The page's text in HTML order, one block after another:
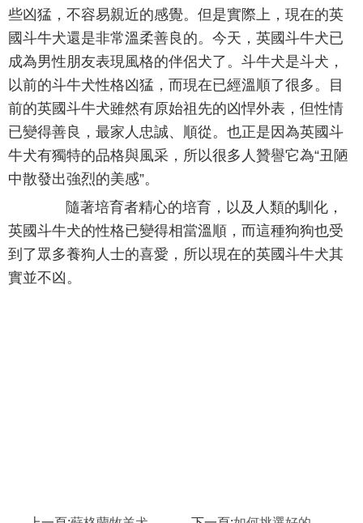
些凶猛，不容易親近的感覺。但是實際上，現在的英
國斗牛犬還是非常溫柔善良的。今天，英國斗牛犬已
成為男性朋友表現風格的伴侶犬了。斗牛犬是斗犬，
以前的斗牛犬性格凶猛，而現在已經溫順了很多。目
前的英國斗牛犬雖然有原始祖先的凶悍外表，但性情
已變得善良，最家人忠誠、順從。也正是因為英國斗
牛犬有獨特的品格與風采，所以很多人贊譽它為“丑陋
中散發出強烈的美感”。
隨著培育者精心的培育，以及人類的馴化，
英國斗牛犬的性格已變得相當溫順，而這種狗狗也受
到了眾多養狗人士的喜愛，所以現在的英國斗牛犬其
實並不凶。